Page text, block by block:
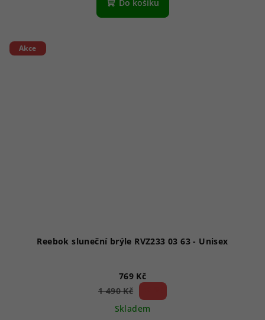
Do košíku
Akce
Reebok sluneční brýle RVZ233 03 63 - Unisex
769 Kč
1 490 Kč
Skladem